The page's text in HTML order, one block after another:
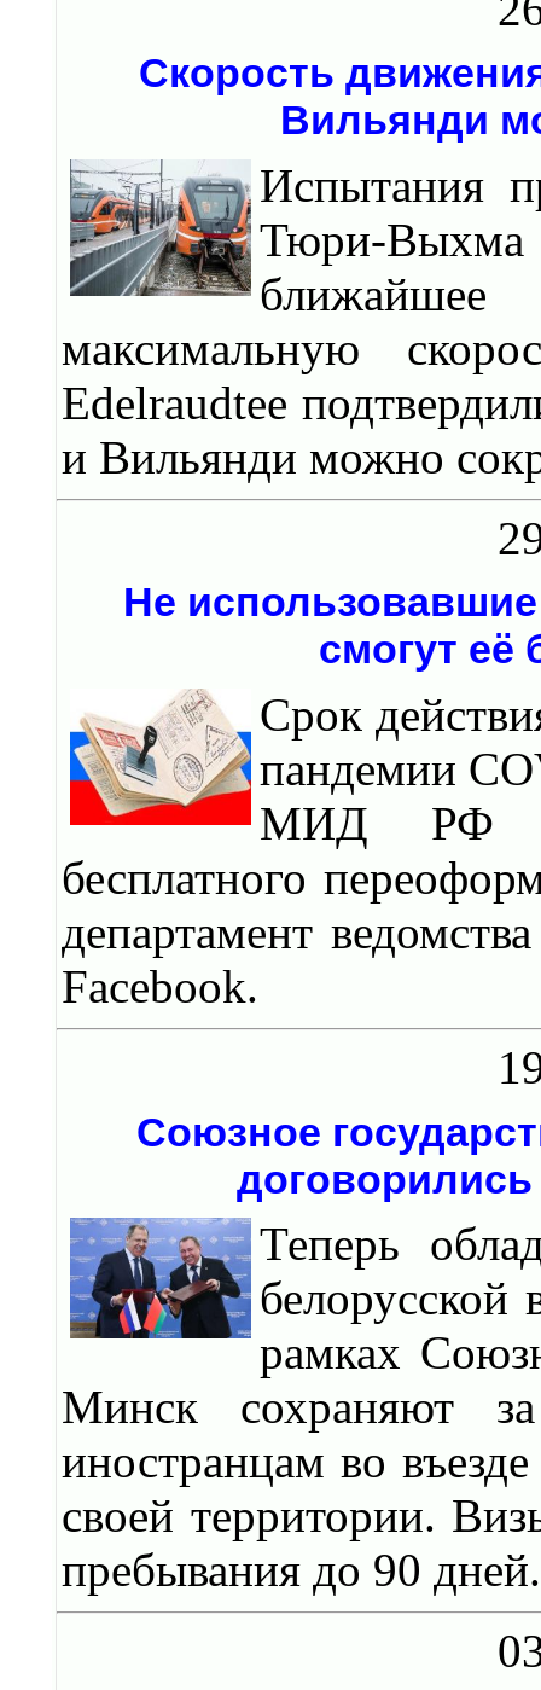
Скорость
Вильянди
Испытания
Тюри-
максимальную
Edelraudtee
и Вильянди можно
Не
смогут её
Срок
пандемии
МИД РФ
бесплатного
департамент
Facebook.
Союзное
Теперь
белорусской
рамках
Минск сохраняют
иностранцам во
своей территории.
пребывания до 90 дней.